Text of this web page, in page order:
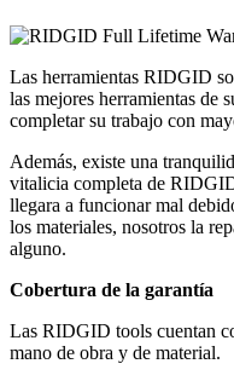
Las herramientas RIDGID
las mejores herramientas de
completar su trabajo con
Además, existe una
vitalicia completa de
llegara a funcionar mal
los materiales, nosotros la
alguno.
Cobertura de la garantía
Las RIDGID tools cuentan
mano de obra y de material.